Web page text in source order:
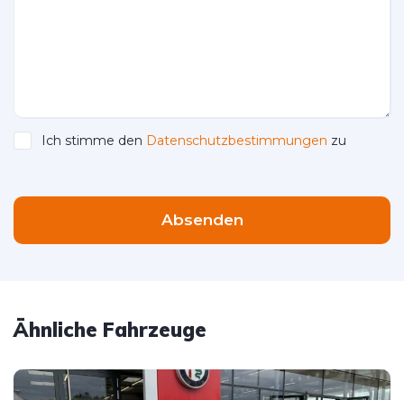
Ich stimme den Datenschutzbestimmungen zu
Please leave this field empty.
Absenden
Ähnliche Fahrzeuge